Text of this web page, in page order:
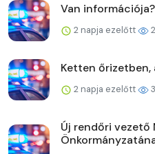
Van információja?
2 napja ezelőtt
Ketten
2 napja ezelőtt
Új rendőri vezető